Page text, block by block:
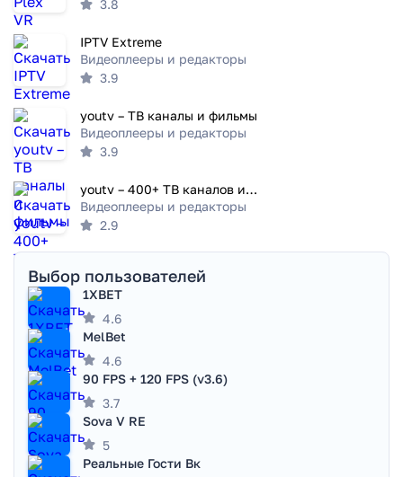
3.8
IPTV Extreme
Видеоплееры и редакторы
3.9
youtv – ТВ каналы и фильмы
Видеоплееры и редакторы
3.9
youtv – 400+ ТВ каналов и кино
Видеоплееры и редакторы
2.9
Выбор пользователей
1XBET
4.6
MelBet
4.6
90 FPS + 120 FPS (v3.6)
3.7
Sova V RE
5
Реальные Гости Вк